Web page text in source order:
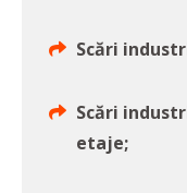
Scări
Scări
etaje;